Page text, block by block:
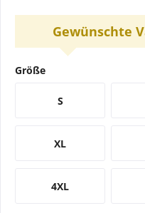
Gewünschte
Größe
S
XL
4XL